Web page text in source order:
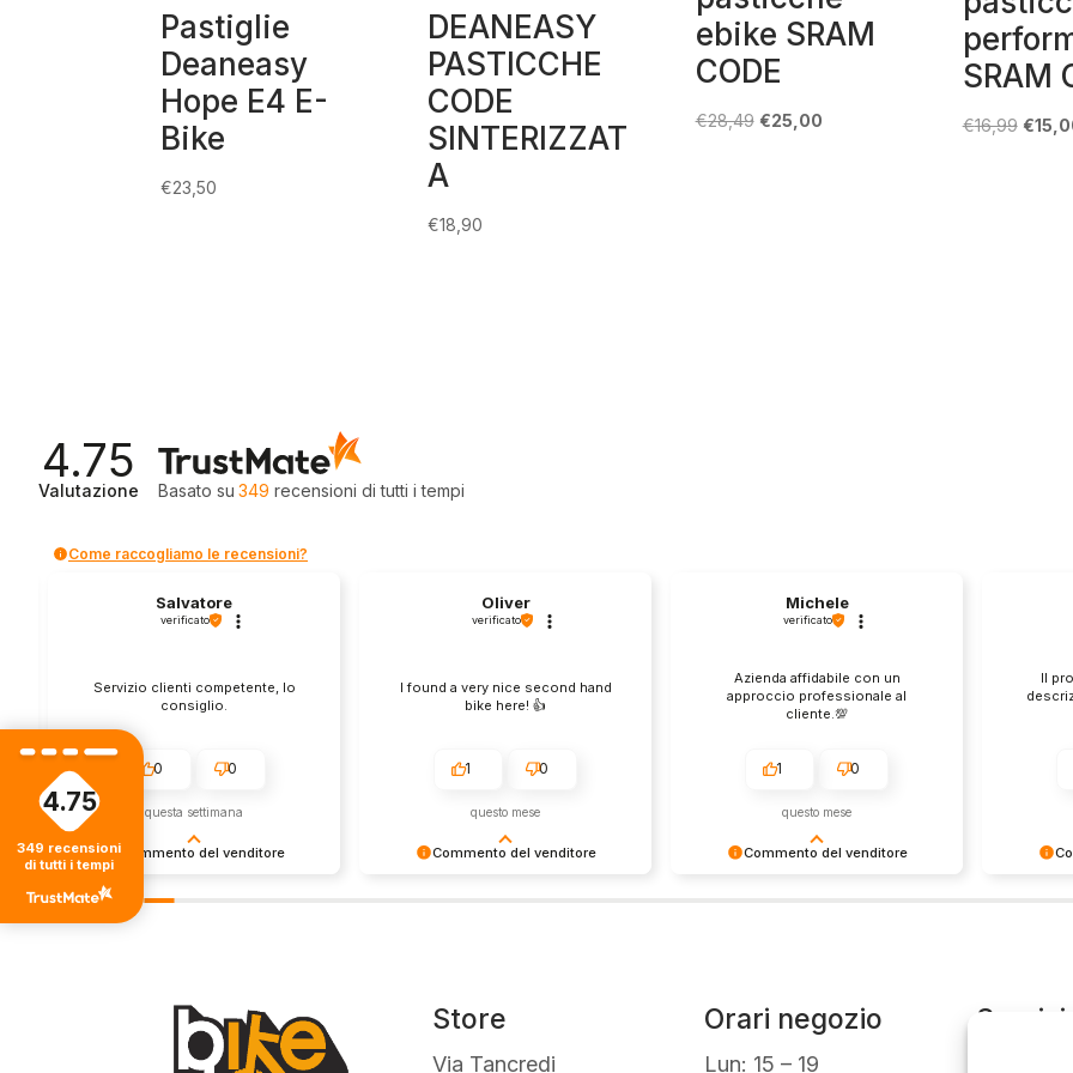
Pastiglie
Deaneasy
Hope E4 E-
Bike
€23,50
DEANEASY
PASTICCHE
CODE
SINTERIZZAT
A
€18,90
ebike SRAM
CODE
€28,49 Il€25,00Il
SRAM
€16,99 Il€
4.75
Valutazione Basato su 349 recensionidi tutti i tempi
Come raccogliamo le recensioni?
Commento del venditore
Grazie per le tue belle parole! Siamo
lieti che l'acquisto sia andato liscio,
Salvatore
verificato
Servizio clienti competente, lo
consiglio.
0 0
questa settimana
Commento del venditore
Oliver
verificato
I found a very nice second hand
bike here! 👍️
1 0
questo mese
Commento del venditore
Michele
verificato
Azienda affidabile con un
approccio professionale al
cliente.💯
1 0
questo mese
Il
Store
Via Tancredi
Orari negozio
Lun: 15 – 19
Servizi
4.75
349 recensioni
di tutti i tempi